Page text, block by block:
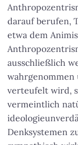
darauf berufen,
etwa dem
ausschließlich
wahrgenommen
verteufelt wird,
vermeintlich
Denksystemen